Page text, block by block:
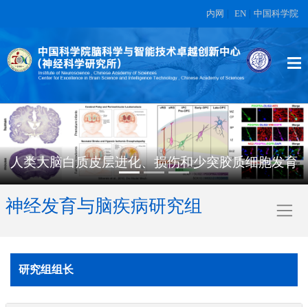
内网 EN 中国科学院
层进化、损伤和少突胶质细胞发育 单细胞
神经发育与脑疾病研究组
研究组组长